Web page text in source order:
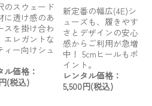
のスウェード
に透け感のあ
スを掛け合わ
エレガントな
ィー向けシュ
ル価格：
(税込)
新定番の幅広(4E)シ
ューズも、履きやす
さとデザインの安心
感からご利用が急増
中！ 5cmヒールもポ
イント。
レンタル価格：
5,500円(税込)